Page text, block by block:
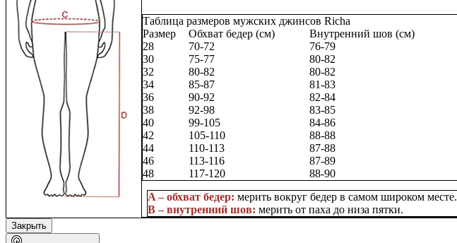
Таблица размеров мужских джинсов Richa
Размер
Обхват бедер (см)
Внутренний шов (см)
28
70-72
76-79
30
75-77
80-82
32
80-82
80-82
34
85-87
81-83
36
90-92
82-84
38
92-98
83-85
40
99-105
84-86
42
105-110
88-88
44
110-113
87-88
46
113-116
87-89
48
117-120
88-90
A –обхват бедер: мерить вокруг бедер в самом широком месте.
B –внутренний шов: мерить от паха до низа пятки.
Закрыть